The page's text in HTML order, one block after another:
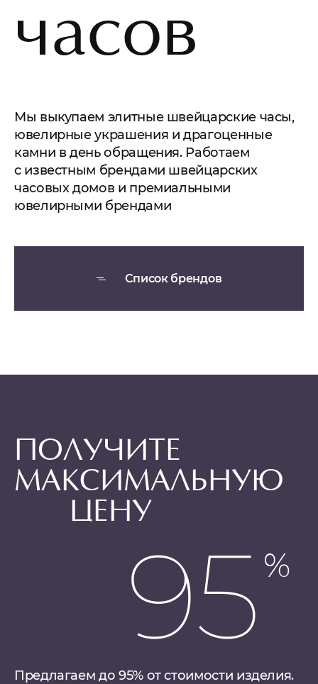
часов
Мы выкупаем элитные швейцарские часы,
ювелирные украшения и драгоценные
камни в день обращения. Работаем
с известным брендами швейцарских
часовых домов и премиальными
ювелирными брендами
Список брендов
ПОЛУЧИТЕ
МАКСИМАЛЬНУЮ
ЦЕНУ
95
Предлагаем до 95% от стоимости изделия.